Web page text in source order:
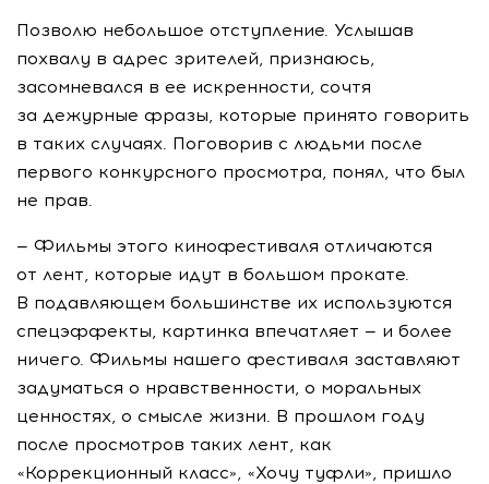
Позволю небольшое отступление. Услышав
похвалу в адрес зрителей, признаюсь,
засомневался в ее искренности, сочтя
за дежурные фразы, которые принято говорить
в таких случаях. Поговорив с людьми после
первого конкурсного просмотра, понял, что был
не прав.
— Фильмы этого кинофестиваля отличаются
от лент, которые идут в большом прокате.
В подавляющем большинстве их используются
спецэффекты, картинка впечатляет — и более
ничего. Фильмы нашего фестиваля заставляют
задуматься о нравственности, о моральных
ценностях, о смысле жизни. В прошлом году
после просмотров таких лент, как
«Коррекционный класс», «Хочу туфли», пришло